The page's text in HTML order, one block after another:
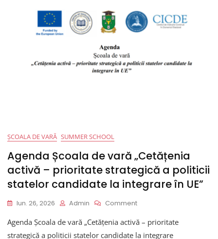
Of
The
Policies
Candidate
ȘCOALA DE VARĂ SUMMER SCHOOL
Agenda Școala de vară „Cetățenia
activă – prioritate strategică a politicii
statelor candidate la integrare în UE”
Iun. 26, 2026 Admin CommentOn
Școala
De
Agenda Școala de vară „Cetățenia activă – prioritate
strategică a politicii statelor candidate la integrare